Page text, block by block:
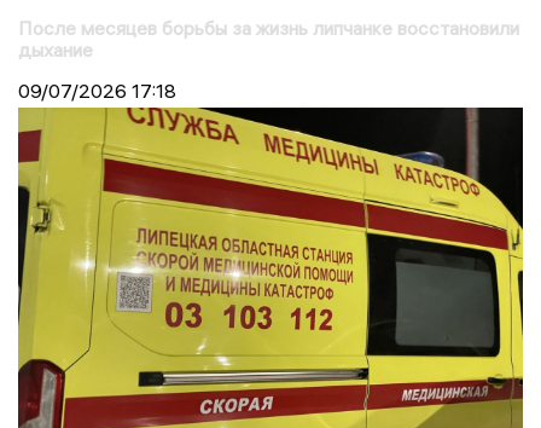
После месяцев борьбы за жизнь липчанке восстановили
дыхание
09/07/2026 17:18